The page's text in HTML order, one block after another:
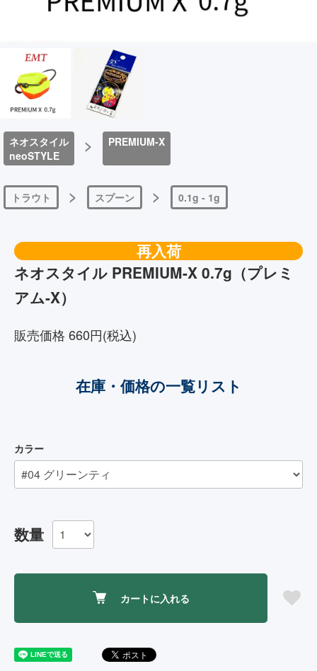
ネオスタイル
neoSTYLE
> PREMIUM-X
トラウト > スプーン > 0.1g - 1g
再入荷
ネオスタイル PREMIUM-X 0.7g（プレミ
アム-X）
販売価格 660円(税込)
在庫・価格の一覧リスト
カラー
数量
カートに入れる